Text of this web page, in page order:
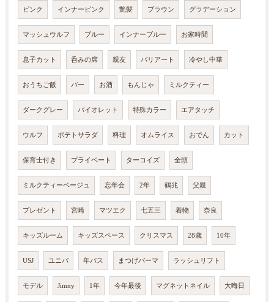
ピンク インナーピンク 艶髪 ブラウン グラデーション
マッシュウルフ ブルー インナーブルー お家時間
息子カット 呑みの席 親友 バリアート 冷やし中華
おうちご飯 バー お酒 もんじゃ ミルクティー
ダークグレー バイオレット 特殊カラー エアタッチ
ウルフ ポテトサラダ 料理 オムライス おでん カット
保育士付き プライベート ターコイズ 全頭
ミルクティーベージュ 忘年会 2年 鶴兆 父親
プレゼント 宮崎 マツエク 七五三 着物 奈良
キッズルーム キッズスペース クリスマス 28歳 10年
USJ ユニバ 年パス まつげパーマ ラッシュリフト
モデル Jimny 1年 今年最後 マグネットネイル 大晦日